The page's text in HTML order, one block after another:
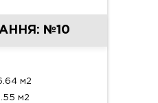
№10
м2
м2